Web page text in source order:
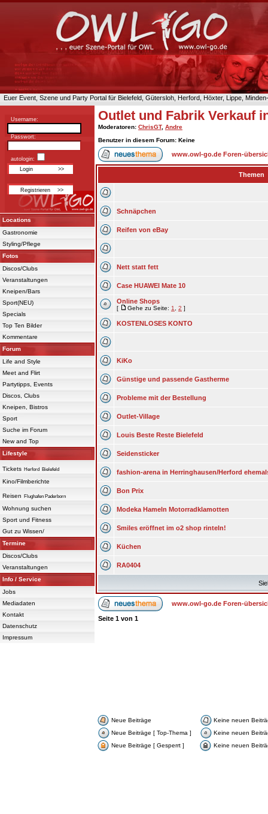
Euer Event, Szene und Party Portal für Bielefeld, Gütersloh, Herford, Höxter, Lippe,
Username:
Passwort:
autologin:
Locations
Gastronomie
Styling/Pflege
Fotos
Discos/Clubs
Veranstaltungen
Kneipen/Bars
Sport(NEU)
Specials
Top Ten Bilder
Kommentare
Forum
Life and Style
Meet and Flirt
Partytipps, Events
Discos, Clubs
Kneipen, Bistros
Sport
Suche im Forum
New and Top
Lifestyle
Tickets Herford Bielefeld
Kino/Filmberichte
Reisen Flughafen Paderborn
Wohnung suchen
Sport und Fitness
Gut zu Wissen/
Termine
Discos/Clubs
Veranstaltungen
Info / Service
Jobs
Mediadaten
Kontakt
Datenschutz
Impressum
Outlet und Fabrik Verkauf
Moderatoren: ChrisGT, Andre
Benutzer in diesem Forum: Keine
www.owl-go.de Foren-
Themen
Schnäpchen
Reifen von eBay
Nett statt fett
Case HUAWEI Mate 10
Online Shops
[ Gehe zu Seite: 1 2 ]
KOSTENLOSES KONTO
KiKo
Günstige und passende Gastherme
Probleme mit der Bestellung
Outlet-Village
Louis Beste Reste Bielefeld
Seidensticker
fashion-arena in Herringhausen/Herford
Bon Prix
Modeka Hameln Motorradklamotten
Smiles eröffnet im o2 shop rinteln!
Küchen
RA0404
www.owl-go.de Foren-
Seite 1 von 1
Neue Beiträge
Keine neuen
Neue Beiträge [ Top-Thema ]
Keine neuen
Neue Beiträge [ Gesperrt ]
Keine neuen